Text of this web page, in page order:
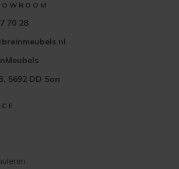
70 28
5692 DD Son